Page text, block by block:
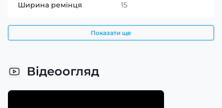
Ширина ремінця 15
Показати ще
Відеоогляд